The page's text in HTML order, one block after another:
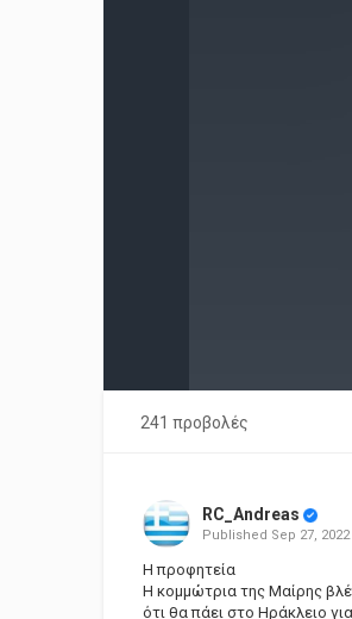
241 προβολές
RC_Andreas
Published Sep 27, 2022
Η προφητεία
Η κομμώτρια της Μαίρης
ότι θα πάει στο Ηράκλειο